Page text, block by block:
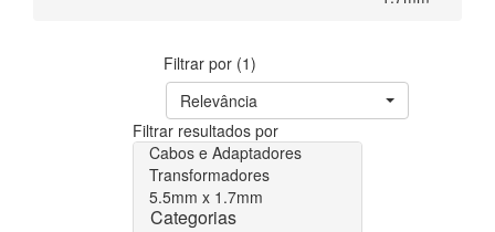
Filtrar por (1)
Relevância
Filtrar resultados por
Cabos e Adaptadores
Transformadores
5.5mm x 1.7mm
Categorias